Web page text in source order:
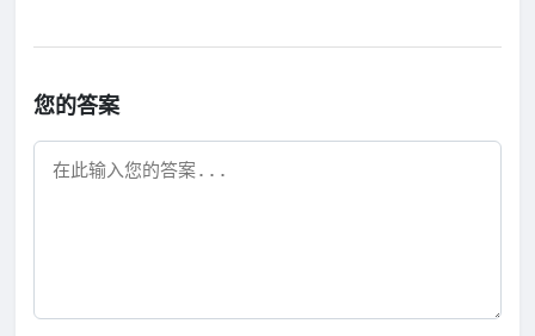
您的答案